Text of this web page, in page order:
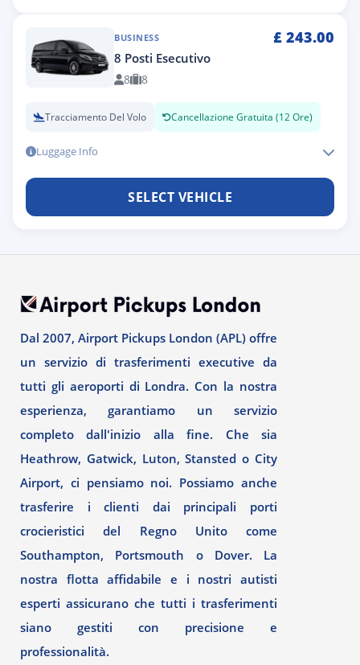
BUSINESS £ 243.00
8 Posti Esecutivo
8 8
Tracciamento Del Volo Cancellazione Gratuita (12 Ore)
Luggage Info
SELECT VEHICLE
Dal 2007, Airport Pickups London (APL) offre
un servizio di trasferimenti executive da
tutti gli aeroporti di Londra. Con la nostra
esperienza, garantiamo un servizio
completo dall'inizio alla fine. Che sia
Heathrow, Gatwick, Luton, Stansted o City
Airport, ci pensiamo noi. Possiamo anche
trasferire i clienti dai principali porti
crocieristici del Regno Unito come
Southampton, Portsmouth o Dover. La
nostra flotta affidabile e i nostri autisti
esperti assicurano che tutti i trasferimenti
siano gestiti con precisione e
professionalità.